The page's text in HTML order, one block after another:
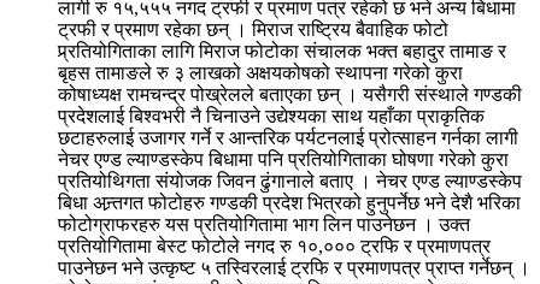
लागी रु १५,५५५ नगद ट्रफी र प्रमाण पत्र रहेको छ भने अन्य बिधामा
ट्रफी र प्रमाण रहेका छन् । मिराज राष्ट्रिय बैवाहिक फोटो
प्र्रतियोगिताका लागि मिराज फोटोका संचालक भक्त बहादुर तामाङ र
बृहस तामाङले रु ३ लाखको अक्षयकोषको स्थापना गरेको कुरा
कोषाध्यक्ष रामचन्द्र पोख्रेलले बताएका छन् । यसैगरी संस्थाले गण्डकी
प्रदेशलाई बिश्वभरी नै चिनाउने उद्येश्यका साथ यहाँका प्राकृतिक
छटाहरुलाई उजागर गर्ने र आन्तरिक पर्यटनलाई प्रोत्साहन गर्नका लागी
नेचर एण्ड ल्याण्डस्केप बिधामा पनि प्रतियोगिताका घोषणा गरेको कुरा
प्रतियोथिगता संयोजक जिवन ढुंगानाले बताए । नेचर एण्ड ल्याण्डस्केप
बिधा अन्र्तगत फोटोहरु गण्डकी प्रदेश भित्रको हुनुपर्नेछ भने देशै भरिका
फोटोग्राफरहरु यस प्रतियोगितामा भाग लिन पाउनेछन । उक्त
प्रतियोगितामा बेस्ट फोटोले नगद रु १०,००० ट्रफि र प्रमाणपत्र
पाउनेछन भने उत्कृष्ट ५ तस्विरलाई ट्रफि र प्रमाणपत्र प्राप्त गर्नेछन् ।